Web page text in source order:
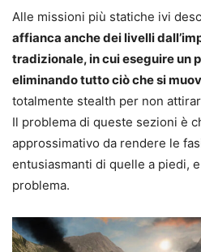
Alle missioni più statiche ivi
affianca anche dei livelli
tradizionale, in cui eseguire un
eliminando tutto ciò che si
totalmente stealth per non
Il problema di queste sezioni è
approssimativo da rendere le
entusiasmanti di quelle a piedi,
problema.